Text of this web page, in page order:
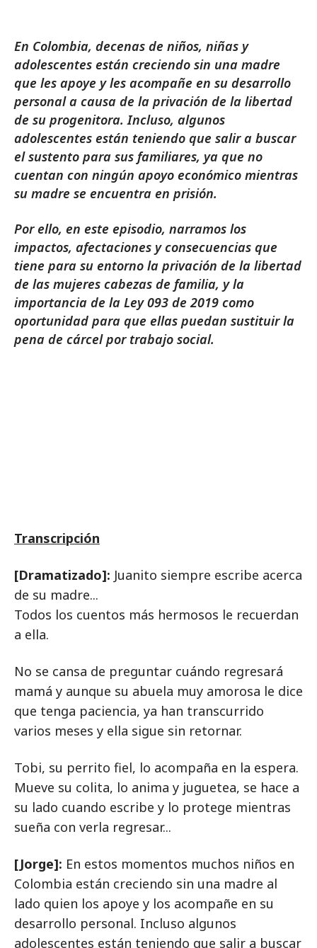
En Colombia, decenas de niños, niñas y
adolescentes están creciendo sin una madre
que les apoye y les acompañe en su desarrollo
personal a causa de la privación de la libertad
de su progenitora. Incluso, algunos
adolescentes están teniendo que salir a buscar
el sustento para sus familiares, ya que no
cuentan con ningún apoyo económico mientras
su madre se encuentra en prisión.
Por ello, en este episodio, narramos los
impactos, afectaciones y consecuencias que
tiene para su entorno la privación de la libertad
de las mujeres cabezas de familia, y la
importancia de la Ley 093 de 2019 como
oportunidad para que ellas puedan sustituir la
pena de cárcel por trabajo social.
Transcripción
[Dramatizado]: Juanito siempre escribe acerca
de su madre...
Todos los cuentos más hermosos le recuerdan
a ella.
No se cansa de preguntar cuándo regresará
mamá y aunque su abuela muy amorosa le dice
que tenga paciencia, ya han transcurrido
varios meses y ella sigue sin retornar.
Tobi, su perrito fiel, lo acompaña en la espera.
Mueve su colita, lo anima y juguetea, se hace a
su lado cuando escribe y lo protege mientras
sueña con verla regresar...
[Jorge]: En estos momentos muchos niños en
Colombia están creciendo sin una madre al
lado quien los apoye y los acompañe en su
desarrollo personal. Incluso algunos
adolescentes están teniendo que salir a buscar